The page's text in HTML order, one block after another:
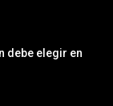
debe elegir en